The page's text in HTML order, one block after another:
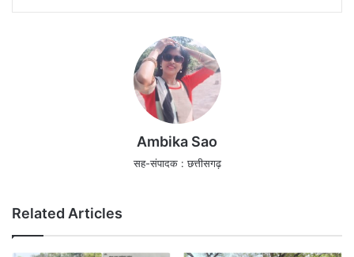
Ambika Sao
सह-संपादक : छत्तीसगढ़
Related Articles